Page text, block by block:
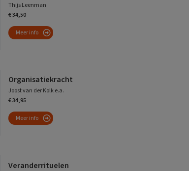
Thijs Leenman
€ 34,50
Meer info
Organisatiekracht
Joost van der Kolk e.a.
€ 34,95
Meer info
Veranderrituelen